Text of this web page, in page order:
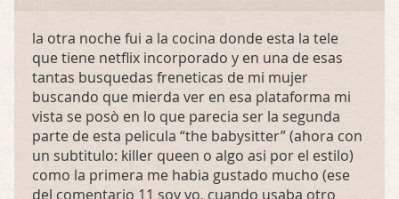
la otra noche fui a la cocina donde esta la tele
que tiene netflix incorporado y en una de esas
tantas busquedas freneticas de mi mujer
buscando que mierda ver en esa plataforma mi
vista se posò en lo que parecia ser la segunda
parte de esta pelicula “the babysitter” (ahora con
un subtitulo: killer queen o algo asi por el estilo)
como la primera me habia gustado mucho (ese
del comentario 11 soy yo, cuando usaba otro